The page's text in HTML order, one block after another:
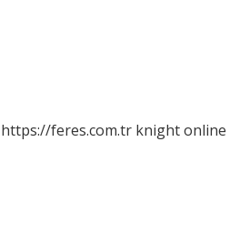
https://feres.com.tr knight online